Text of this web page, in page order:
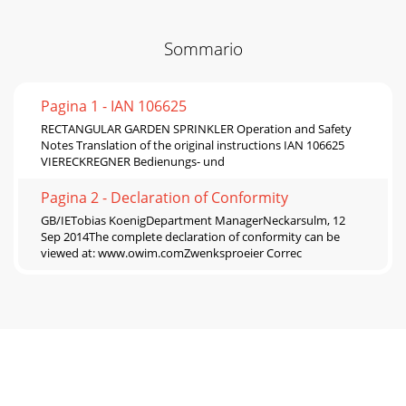
Sommario
Pagina 1 - IAN 106625
RECTANGULAR GARDEN SPRINKLER Operation and Safety
Notes Translation of the original instructions IAN 106625
VIERECKREGNER Bedienungs- und
Pagina 2 - Declaration of Conformity
GB/IETobias KoenigDepartment ManagerNeckarsulm, 12
Sep 2014The complete declaration of conformity can be
viewed at: www.owim.comZwenksproeier Correc